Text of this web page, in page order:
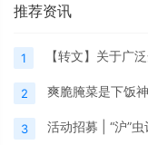
推荐资讯
1 【转文】关于广
2 爽脆腌菜是下饭
3 活动招募 | “沪”